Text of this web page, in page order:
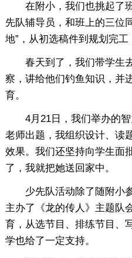
在附小，我们也挑起了班
先队辅导员，和班上的三位
地”，从初选稿件到规划完工
春天到了，我们带学生
察，讲给他们钓鱼知识，并
育。
4月21日，我们举办的智
老师出题，我组织设计、读
效果。我们还坚持向学生面
了，我就把她送回家中。
少先队活动除了随附小参
主办了《龙的传人》主题队
育，从选节目、排练节目、
学也给了一定支持。